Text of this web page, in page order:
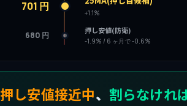
701 円
+1.1%
680 円 押し安値(防衛)
-1.9% / 6 ヶ月で -0.6%
押し安値接近中、 割らなけれ